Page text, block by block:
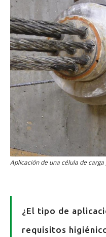
Aplicación de una célula de
¿El tipo de
requisitos